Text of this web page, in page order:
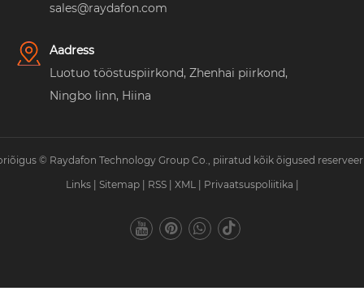
sales@raydafon.com
Aadress
Luotuo tööstuspiirkond, Zhenhai piirkond,
Ningbo linn, Hiina
© Raydafon Technology Group Co., piiratud kõik õigused
Links
Sitemap RSS XML Privaatsuspoliitika